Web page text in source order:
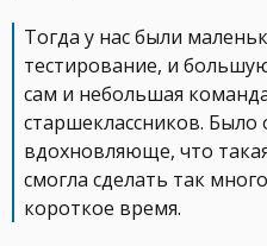
Тогда у нас были
тестирование, и
сам и небольшая
старшеклассников.
вдохновляюще, что
смогла сделать так
короткое время.